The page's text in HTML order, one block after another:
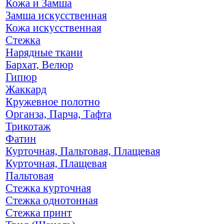
Кожа и Замша
Замша искусственная
Кожа искусственная
Стежка
Нарядные ткани
Бархат, Велюр
Гипюр
Жаккард
Кружевное полотно
Органза, Парча, Тафта
Трикотаж
Фатин
Курточная, Пальтовая, Плащевая
Курточная, Плащевая
Пальтовая
Стежка курточная
Стежка однотонная
Стежка принт